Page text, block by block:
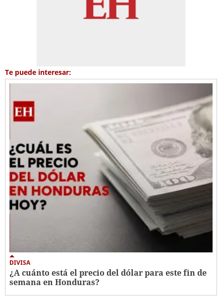
Te puede interesar:
DIVISA
¿A cuánto está el precio del dólar para este fin de
semana en Honduras?